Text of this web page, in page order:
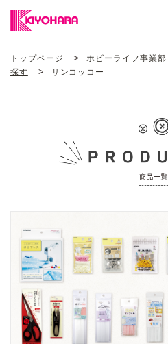
トップページ ホビーライフ事業部
探す
サンコッコー